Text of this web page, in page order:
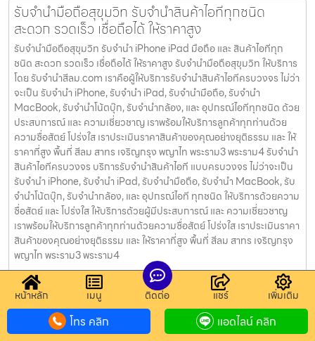
รับจำนำมือถือสุขุมวิท รับจำนำสินค้าไอทีทุกชนิด
สะดวก รวดเร็ว เชื่อถือได้ ให้ราคาสูง
รับจำนำมือถือสุขุมวิท รับจำนำ iPhone iPad มือถือ และ สินค้าไอทีทุก
ชนิด สะดวก รวดเร็ว เชื่อถือได้ ให้ราคาสูง รับจำนำมือถือสุขุมวิท ให้บริการ
โดย รับจํานําสีลม.com เราคือผู้ให้บริการรับจำนำสินค้าไอทีครบวงจร ไม่ว่า
จะเป็น รับจำนำ iPhone, รับจำนำ iPad, รับจำนำมือถือ, รับจำนำ
MacBook, รับจำนำโน้ตบุ๊ก, รับจำนำกล้อง, และ อุปกรณ์ไอทีทุกชนิด ด้วย
ประสบการณ์ และ ความเชี่ยวชาญ เราพร้อมให้บริการลูกค้าทุกท่านด้วย
ความซื่อสัตย์ โปร่งใส เราประเมินราคาสินค้าของคุณอย่างยุติธรรม และ ให้
ราคาที่สูง พื้นที่ สีลม สาทร เจริญกรุง พญาไท พระราม3 พระราม4 รับจำนำ
สินค้าไอทีครบวงจร บริการรับจำนำสินค้าไอที แบบครบวงจร ไม่ว่าจะเป็น
รับจำนำ iPhone, รับจำนำ iPad, รับจำนำมือถือ, รับจำนำ MacBook, รับ
จำนำโน้ตบุ๊ก, รับจำนำกล้อง, และ อุปกรณ์ไอที ทุกชนิด ให้บริการด้วยความ
ซื่อสัตย์ และ โปร่งใส ให้บริการด้วยผู้มีประสบการณ์ และ ความเชี่ยวชาญ
เราพร้อมให้บริการลูกค้าทุกท่านด้วยความซื่อสัตย์ โปร่งใส เราประเมินราคา
สินค้าของคุณอย่างยุติธรรม และ ให้ราคาที่สูง พื้นที่ สีลม สาทร เจริญกรุง
พญาไท พระราม3 พระราม4
เตรียมตัวอย่างไรก่อนจำนำของมือสอง เพื่อให้ราคาสูง
และปลอดภัย
การจำนำของมือสอง ไม่ว่าจะเป็นไอโฟน, โน้ตบุ๊ก, เครื่องประดับ หรือของมี
หน้าหลัก เมนู ติดต่อ แชร์ เพิ่มเติม
โทร คลิก แอดไลน์ คลิก